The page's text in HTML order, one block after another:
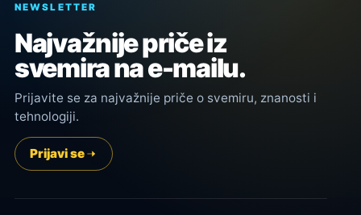
NEWSLETTER
Najvažnije priče iz
svemira na e-mailu.
Prijavite se za najvažnije priče o svemiru, znanosti i
tehnologiji.
Prijavi se